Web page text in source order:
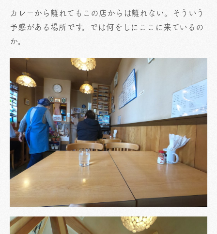
カレーから離れてもこの店からは離れない。そういう
予感がある場所です。では何をしにここに来ているの
か。